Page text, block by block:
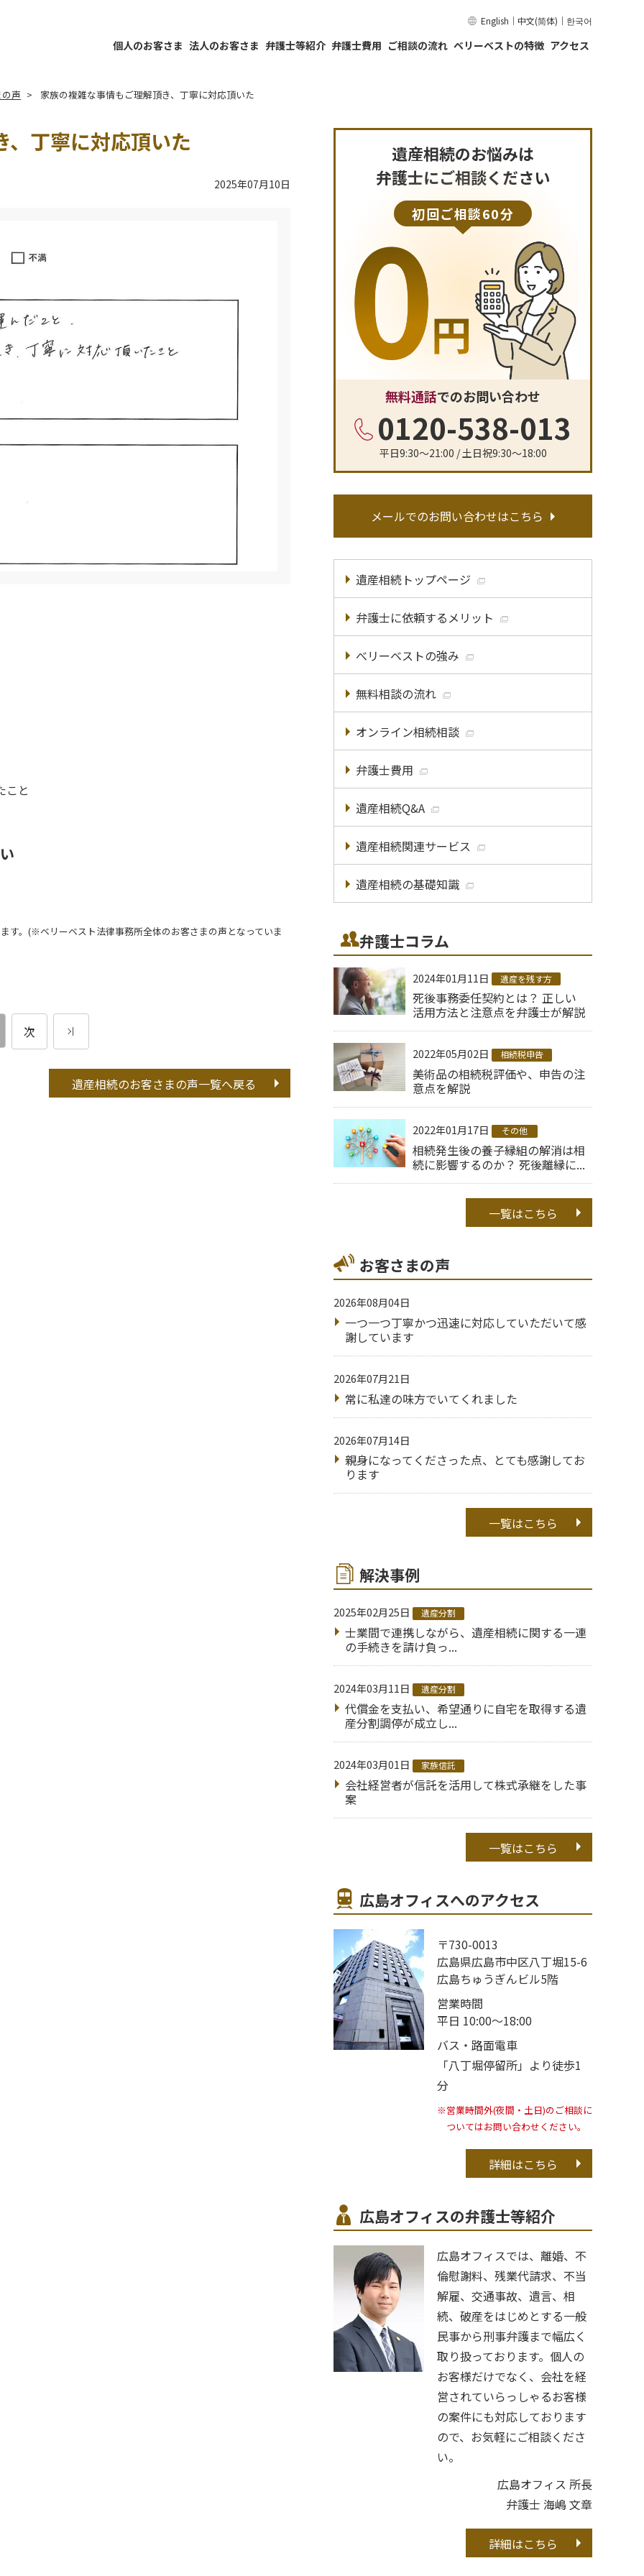
English ｜ 中文(简体) ｜ 한국어
個人のお客さま 法人のお客さま 弁護士等紹介 弁護士費用 ご相談の流れ ベリーベストの特徴 アクセス
声 家族の複雑な事情もご理解頂き、丁寧に対応頂いた
、丁寧に対応頂いた
2025年07月10日
こと
す。(※ベリーベスト法律事務所全体のお客さまの声となっていま
次
遺産相続のお客さまの声一覧へ戻る
遺産相続のお悩みは
弁護士にご相談ください
初回ご相談60分
無料通話でのお問い合わせ
0120-538-013
平日9:30〜21:00 / 土日祝9:30〜18:00
メールでのお問い合わせはこちら
遺産相続トップページ
弁護士に依頼するメリット
べリーベストの強み
無料相談の流れ
オンライン相続相談
弁護士費用
遺産相続Q&A
遺産相続関連サービス
遺産相続の基礎知識
弁護士コラム
2024年01月11日 遺産を残す方
死後事務委任契約とは？ 正しい
活用方法と注意点を弁護士が解説
2022年05月02日 相続税申告
美術品の相続税評価や、申告の注
意点を解説
2022年01月17日 その他
相続発生後の養子縁組の解消は相
続に影響するのか？ 死後離縁に...
一覧はこちら
お客さまの声
2026年08月04日
一つ一つ丁寧かつ迅速に対応していただいて感
謝しています
2026年07月21日
常に私達の味方でいてくれました
2026年07月14日
親身になってくださった点、とても感謝してお
ります
一覧はこちら
解決事例
2025年02月25日 遺産分割
士業間で連携しながら、遺産相続に関する一連
の手続きを請け負っ...
2024年03月11日 遺産分割
代償金を支払い、希望通りに自宅を取得する遺
産分割調停が成立し...
2024年03月01日 家族信託
会社経営者が信託を活用して株式承継をした事
案
一覧はこちら
広島オフィスへのアクセス
〒730-0013
広島県広島市中区八丁堀15-6
広島ちゅうぎんビル5階
営業時間
平日 10:00～18:00
バス・路面電車
「八丁堀停留所」より徒歩1
分
※営業時間外(夜間・土日)のご相談に
ついてはお問い合わせください。
詳細はこちら
広島オフィスの弁護士等紹介
広島オフィスでは、離婚、不
倫慰謝料、残業代請求、不当
解雇、交通事故、遺言、相
続、破産をはじめとする一般
民事から刑事弁護まで幅広く
取り扱っております。個人の
お客様だけでなく、会社を経
営されていらっしゃるお客様
の案件にも対応しております
ので、お気軽にご相談くださ
い。
広島オフィス 所長
弁護士 海嶋 文章
詳細はこちら